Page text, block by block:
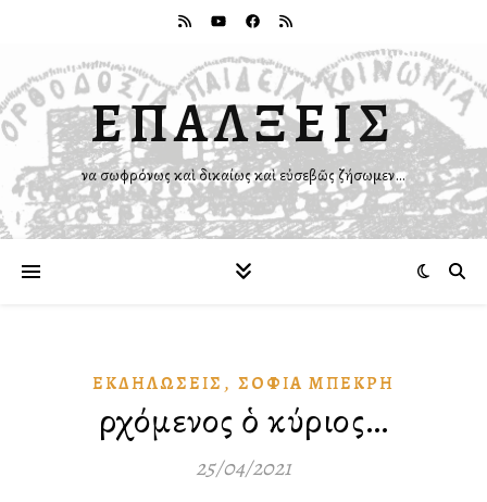
ΕΠΑΛΞΕΙΣ
Ἵνα σωφρόνως καὶ δικαίως καὶ εὐσεβῶς ζήσωμεν…
ἘΚΔΗΛΏΣΕΙΣ , ΣΟΦΊΑ ΜΠΕΚΡΉ
Ἐρχόμενος ὁ κύριος…
25/04/2021